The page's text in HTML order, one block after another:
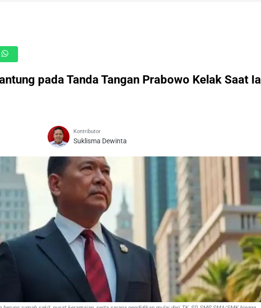
pada Tanda Tangan Prabowo Kelak Saat Ia
Kontributor
Suklisma Dewinta